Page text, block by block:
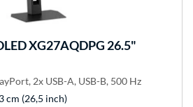
XG27AQDPG 26.5"
2x USB-A, USB-B, 500 Hz
cm (26,5 inch)